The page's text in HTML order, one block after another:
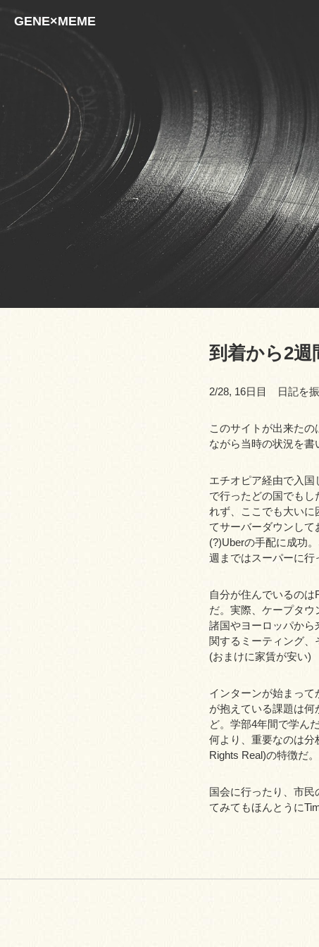
GENE×MEME
到着から2週
2/28, 16日目 日記を
このサイトが出来た
ながら当時の状況を書
エチオピア経由で入国
で行ったどの国でも
れず、ここでも大い
てサーバーダウンして
(?)Uberの手配に成功
週まではスーパーに行
自分が住んでいるの
だ。実際、ケープタ
諸国やヨーロッパから
関するミーティング、
(おまけに家賃が安い)
インターンが始まっ
が抱えている課題は
ど。学部4年間で学ん
何より、重要なのは
Rights Real)の特徴だ。
国会に行ったり、市
てみてもほんとうに